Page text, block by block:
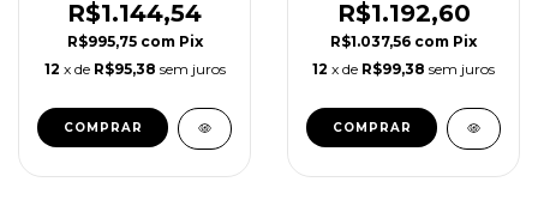
R$1.144,54
R$995,75 com Pix
12 x de R$95,38 sem juros
R$1.192,60
R$1.037,56 com Pix
12 x de R$99,38 sem juros